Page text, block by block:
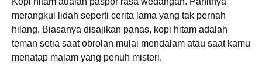
merangkul lidah seperti cerita lama yang tak pernah
hilang. Biasanya disajikan panas, kopi hitam adalah
teman setia saat obrolan mulai mendalam atau saat kamu
menatap malam yang penuh misteri.